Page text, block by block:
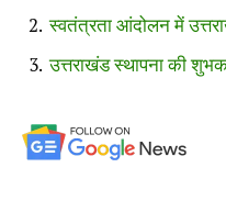
स्वतंत्रता आंदोलन में
उत्तराखंड स्थापना की